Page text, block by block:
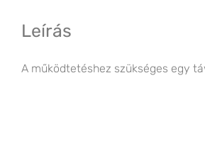
Leírás
A működtetéshez szükséges egy